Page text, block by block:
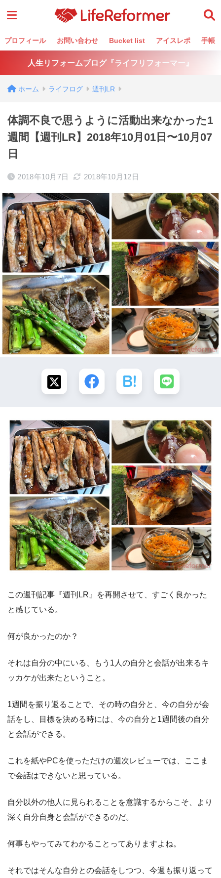
プロフィール お問い合わせ Bucket list アイスレポ 手帳
人生リフォームブログ『ライフリフォーマー』
ホーム ライフログ 週刊LR
体調不良で思うように活動出来なかった1
週間【週刊LR】2018年10月01日〜10月07
日
2018年10月7日 2018年10月12日
この週刊記事『週刊LR』を再開させて、すごく良かった
と感じている。
何が良かったのか？
それは自分の中にいる、もう1人の自分と会話が出来るキ
ッカケが出来たということ。
1週間を振り返ることで、その時の自分と、今の自分が会
話をし、目標を決める時には、今の自分と1週間後の自分
と会話ができる。
これを紙やPCを使っただけの週次レビューでは、ここま
で会話はできないと思っている。
自分以外の他人に見られることを意識するからこそ、より
深く自分自身と会話ができるのだ。
何事もやってみてわかることってありますよね。
それではそんな自分との会話をしつつ、今週も振り返って